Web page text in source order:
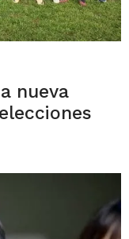
nueva